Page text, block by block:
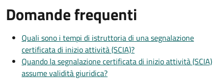
Domande frequenti
Quali sono i tempi di istruttoria di una segnalazione
certificata di inizio attività (SCIA)?
Quando la segnalazione certificata di inizio attività (SCIA)
assume validità giuridica?